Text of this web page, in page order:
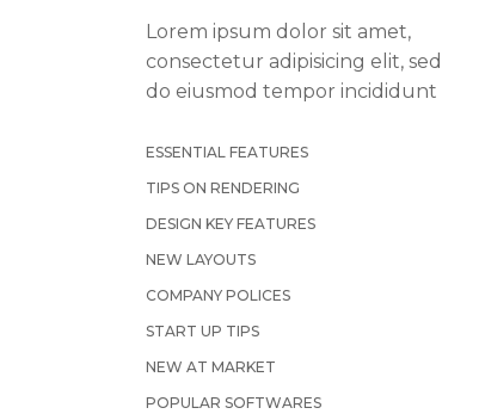
Lorem ipsum dolor sit amet,
consectetur adipisicing elit, sed
do eiusmod tempor incididunt
ESSENTIAL FEATURES
TIPS ON RENDERING
DESIGN KEY FEATURES
NEW LAYOUTS
COMPANY POLICES
START UP TIPS
NEW AT MARKET
POPULAR SOFTWARES